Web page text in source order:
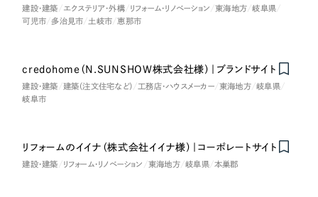
カラフル・多色
建設・建築 エクステリア・外構 リフォーム・リノベーション 東海地方
岐阜県
可児市
多治見市 土岐市 恵那市
credohome（N.SUNSHOW株式会社様）｜ブランドサイト
建設・建築 建築（注文住宅など） 工務店・ハウスメーカー 東海地方
岐阜県
岐阜市
リフォームのイイナ（株式会社イイナ様）｜コーポレートサイト
建設・建築 リフォーム・リノベーション 東海地方 岐阜県 本巣郡